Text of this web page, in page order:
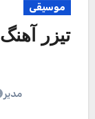
موسیقی
تیزر
مدیر